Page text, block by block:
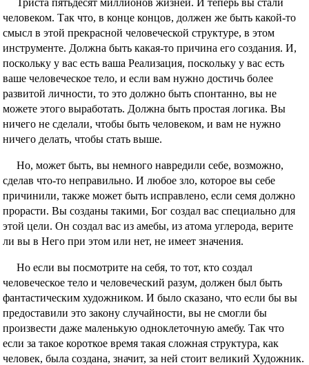
человеком. Так что, в конце концов, должен же быть какой-то
смысл в этой прекрасной человеческой структуре, в этом
инструменте. Должна быть какая-то причина его создания. И,
поскольку у вас есть ваша Реализация, поскольку у вас есть
ваше человеческое тело, и если вам нужно достичь более
развитой личности, то это должно быть спонтанно, вы не
можете этого выработать. Должна быть простая логика. Вы
ничего не сделали, чтобы быть человеком, и вам не нужно
ничего делать, чтобы стать выше.
Но, может быть, вы немного навредили себе, возможно,
сделав что-то неправильно. И любое зло, которое вы себе
причинили, также может быть исправлено, если семя должно
прорасти. Вы созданы такими, Бог создал вас специально для
этой цели. Он создал вас из амебы, из атома углерода, верите
ли вы в Него при этом или нет, не имеет значения.
Но если вы посмотрите на себя, то тот, кто создал
человеческое тело и человеческий разум, должен был быть
фантастическим художником. И было сказано, что если бы вы
предоставили это закону случайности, вы не смогли бы
произвести даже маленькую одноклеточную амебу. Так что
если за такое короткое время такая сложная структура, как
человек, была создана, значит, за ней стоит великий Художник.